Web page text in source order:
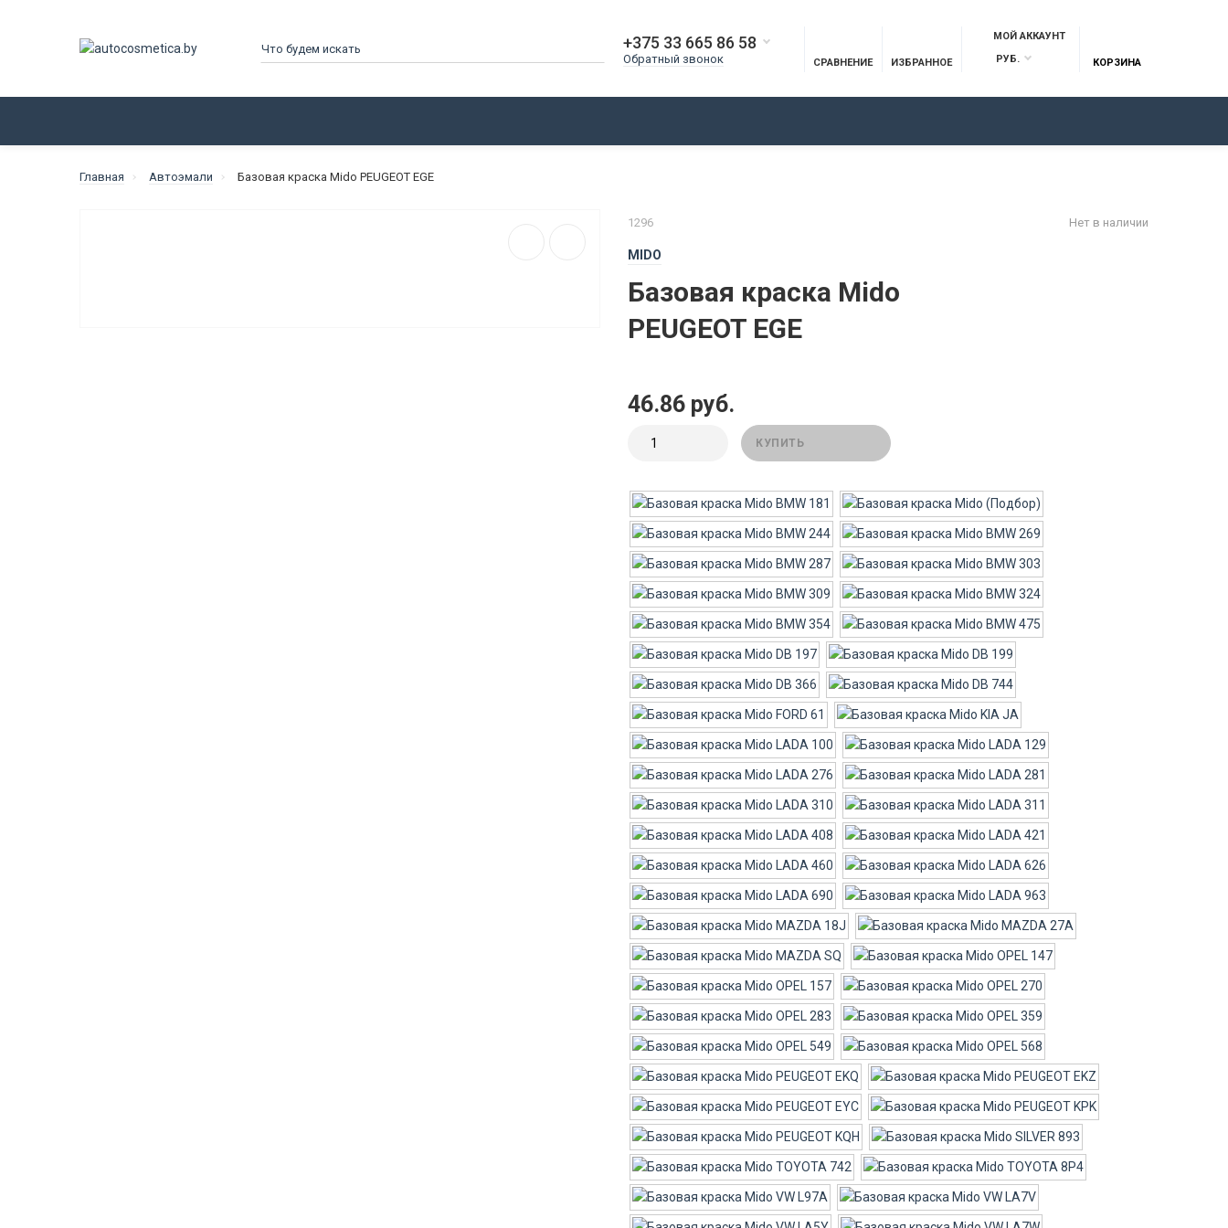
+375 33 665 86 58
Обратный звонок СРАВНЕНИЕ ИЗБРАННОЕ
МОЙ АККАУНТ
РУБ.
КОРЗИНА
Главная Автоэмали Базовая краска Mido PEUGEOT EGE
1296
MIDO
Базовая краска Mido
PEUGEOT EGE
Нет в наличии
46.86 руб.
КУПИТЬ